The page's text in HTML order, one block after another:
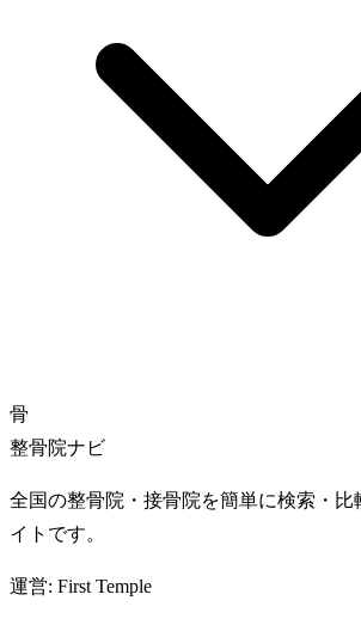
骨
整骨院ナビ
全国の整骨院・接骨院を簡単に検索・比
イトです。
運営: First Temple